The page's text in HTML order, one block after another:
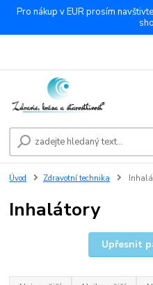
Pro nákup v EUR prosím
Úvod Zdravotní technika
Inhalátory
Upřesnit